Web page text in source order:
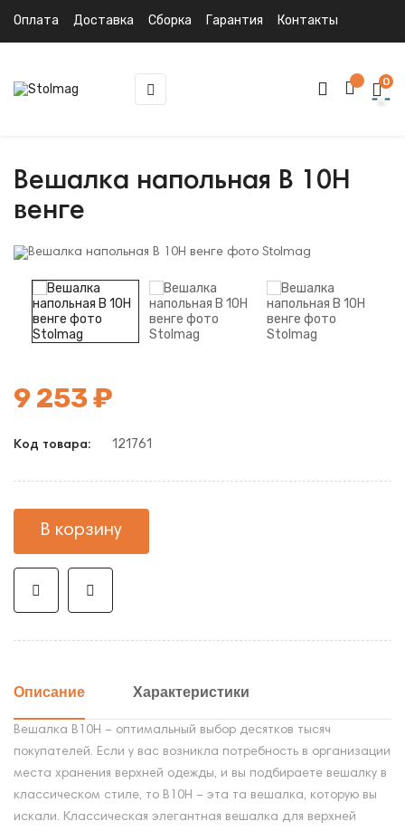
Оплата Доставка Сборка Гарантия Контакты
Toggle
navigation
☰ 0
Вешалка напольная В 10Н
венге
9 253 ₽
Код товара: 121761
В корзину
Описание Характеристики
Вешалка В10Н – оптимальный выбор десятков тысяч
покупателей. Если у вас возникла потребность в организации
места хранения верхней одежды, и вы подбираете вешалку в
классическом стиле, то В10Н – эта та вешалка, которую вы
искали. Классическая элегантная вешалка для верхней